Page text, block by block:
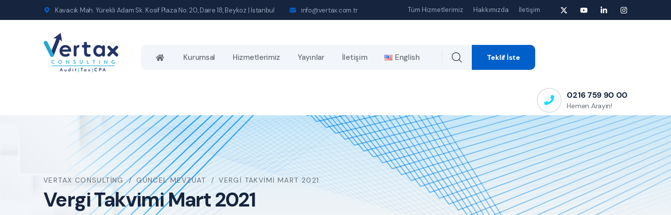
Kavacık Mah. Yürekli Adam Sk. Kosif Plaza No: 20, Daire 18, Beykoz | İstanbul info@vertax.com.tr Tüm Hizmetlerimiz Hakkımızda İletişim
Kurumsal Hizmetlerimiz Yayınlar İletişim English Teklif İste
0216 759 90 00
Hemen Arayın!
VERTAX CONSULTING GÜNCEL MEVZUAT VERGI TAKVIMI MART 2021
Vergi Takvimi Mart 2021